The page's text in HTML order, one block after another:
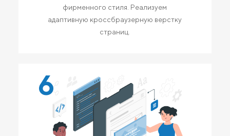
фирменного стиля. Реализуем
адаптивную кроссбраузерную верстку
страниц.
6